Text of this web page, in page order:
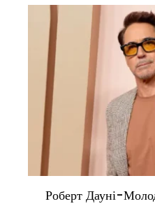
Роберт Дауні-